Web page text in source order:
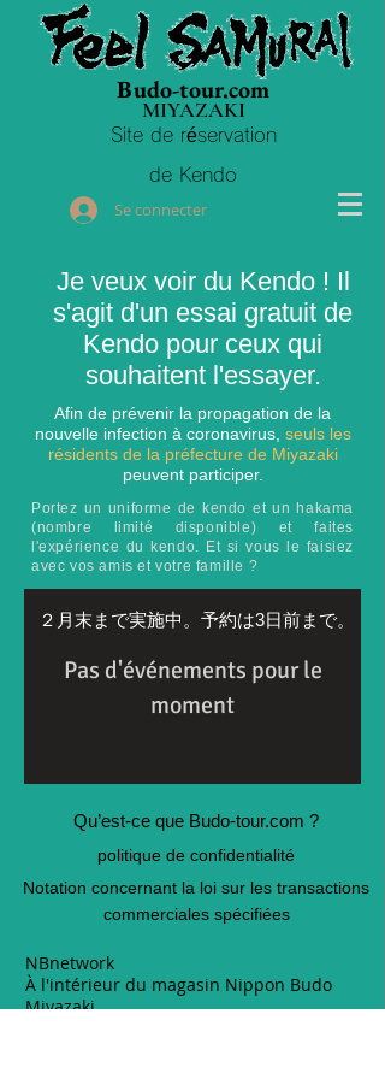
Budo-tour.com
MIYAZAKI
Site de réservation
de Kendo
Se connecter
Je veux voir du Kendo ! Il
s'agit d'un essai gratuit de
Kendo pour ceux qui
souhaitent l'essayer.
Afin de prévenir la propagation de la
nouvelle infection à coronavirus, seuls les
résidents de la préfecture de Miyazaki
peuvent participer.
Portez un uniforme de kendo et un hakama
(nombre limité disponible) et faites
l'expérience du kendo. Et si vous le faisiez
avec vos amis et votre famille ?
Pas d'événements pour le
moment
２月末まで実施中。 予約は3日前まで。
Qu’est-ce que Budo-tour.com ?
politique de confidentialité
Notation concernant la loi sur les transactions
commerciales spécifiées
NBnetwork
À l'intérieur du magasin Nippon Budo
Miyazaki